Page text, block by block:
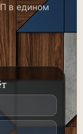
в едином